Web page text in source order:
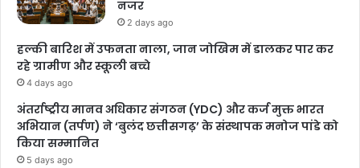
नजर
2 days ago
हल्की बारिश में उफनता नाला, जान जोखिम में डालकर पार कर
रहे ग्रामीण और स्कूली बच्चे
4 days ago
अंतर्राष्ट्रीय मानव अधिकार संगठन (YDC) और कर्ज मुक्त भारत
अभियान (तर्पण) ने ‘बुलंद छत्तीसगढ़’ के संस्थापक मनोज पांडे को
किया सम्मानित
5 days ago